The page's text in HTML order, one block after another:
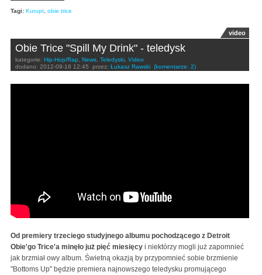
Tagi: Kurupt, obie trice
video
Obie Trice "Spill My Drink" - teledysk
kategorie: Hip-Hop/Rap, News, Teledyski, Video
dodano: 2012-09-16 12:45 przez: Łukasz Rawski (komentarze: 2)
Od premiery trzeciego studyjnego albumu pochodzącego z Detroit
Obie'go Trice'a minęło już pięć miesięcy i niektórzy mogli już zapomnieć
jak brzmiał owy album. Świetną okazją by przypomnieć sobie brzmienie
"Bottoms Up" będzie premiera najnowszego teledysku promującego